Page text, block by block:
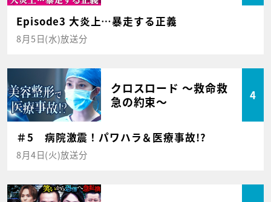
Episode3 大炎上…暴走する正義
8月5日(水)放送分
クロスロード ～救命救
急の約束～
4
＃5 病院激震！パワハラ＆医療事故!?
8月4日(火)放送分